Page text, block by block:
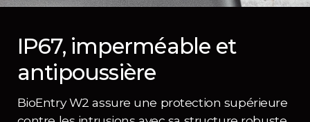
IP67, imperméable et
antipoussière
BioEntry W2 assure une protection supérieure